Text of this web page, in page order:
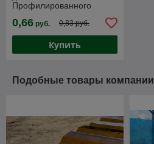
Профилированного
0,66 руб. 0,83 руб.
Купить
Подобные товары компании